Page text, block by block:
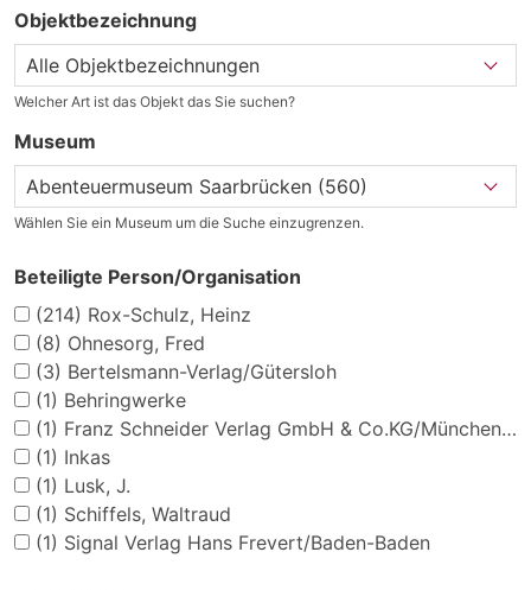
Objektbezeichnung
Welcher Art ist das Objekt das Sie suchen?
Museum
Wählen Sie ein Museum um die Suche einzugrenzen.
Beteiligte Person/Organisation
(214) Rox-Schulz, Heinz
(8) Ohnesorg, Fred
(3) Bertelsmann-Verlag/Gütersloh
(1) Behringwerke
(1) Franz Schneider Verlag GmbH & Co.KG/München/Wien
(1) Inkas
(1) Lusk, J.
(1) Schiffels, Waltraud
(1) Signal Verlag Hans Frevert/Baden-Baden